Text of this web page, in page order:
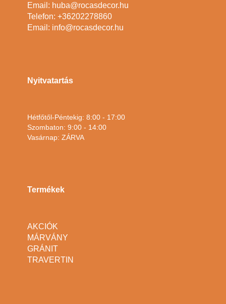
Email: huba@rocasdecor.hu
Telefon: +36202278860
Email: info@rocasdecor.hu
Nyitvatartás
Hétfőtől-Péntekig: 8:00 - 17:00
Szombaton: 9:00 - 14:00
Vasárnap: ZÁRVA
Termékek
AKCIÓK
MÁRVÁNY
GRÁNIT
TRAVERTIN